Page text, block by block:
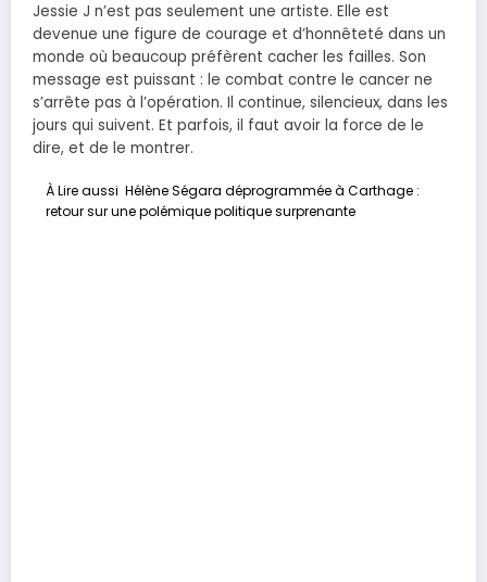
Jessie J n’est pas seulement une artiste. Elle est
devenue une figure de courage et d’honnêteté dans un
monde où beaucoup préfèrent cacher les failles. Son
message est puissant : le combat contre le cancer ne
s’arrête pas à l’opération. Il continue, silencieux, dans les
jours qui suivent. Et parfois, il faut avoir la force de le
dire, et de le montrer.
À Lire aussi Hélène Ségara déprogrammée à Carthage :
retour sur une polémique politique surprenante